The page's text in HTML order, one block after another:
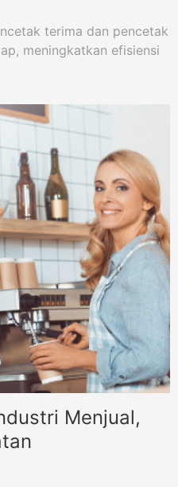
terima dan pencetak
meningkatkan efisiensi
Menjual,